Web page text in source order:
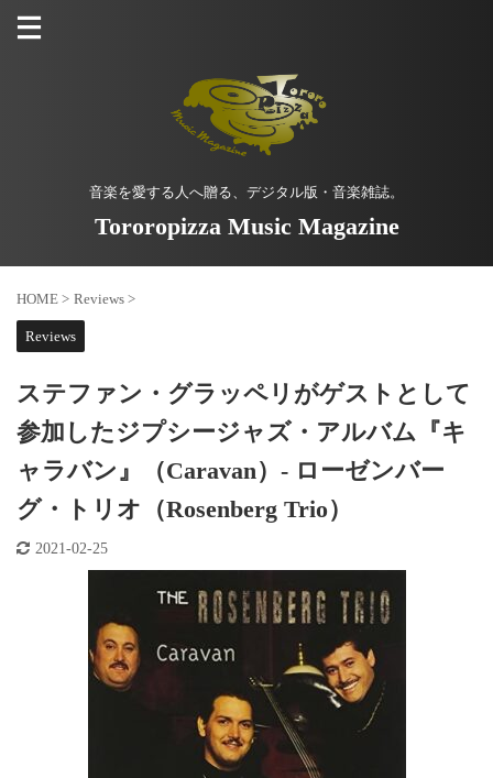
音楽を愛する人へ贈る、デジタル版・音楽雑誌。
Tororopizza Music Magazine
HOME > Reviews >
Reviews
ステファン・グラッペリがゲストとして
参加したジプシージャズ・アルバム『キ
ャラバン』（Caravan）- ローゼンバー
グ・トリオ（Rosenberg Trio）
2021-02-25